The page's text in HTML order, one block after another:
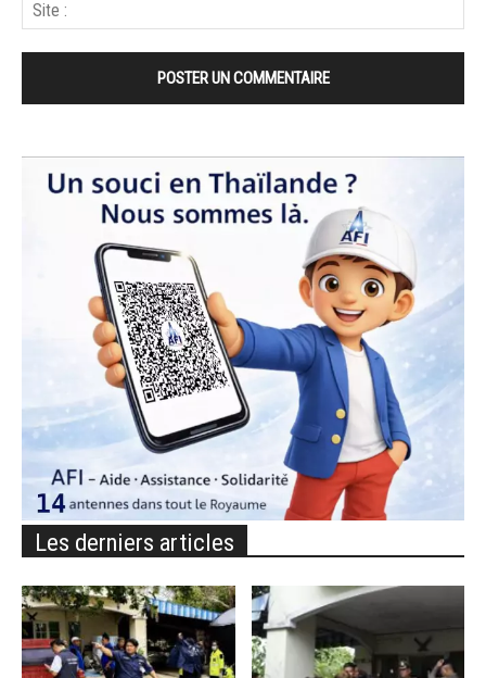
Les derniers articles